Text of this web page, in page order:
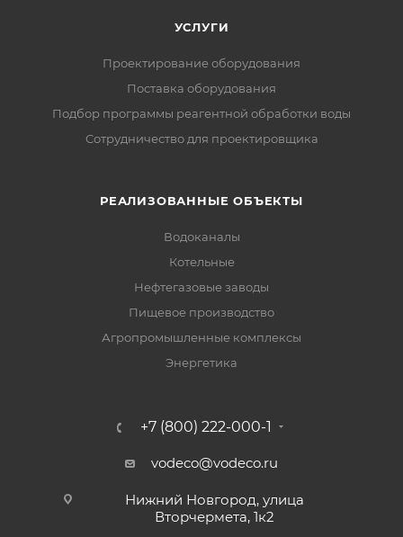
УСЛУГИ
Проектирование оборудования
Поставка оборудования
Подбор программы реагентной обработки воды
Сотрудничество для проектировщика
РЕАЛИЗОВАННЫЕ ОБЪЕКТЫ
Водоканалы
Котельные
Нефтегазовые заводы
Пищевое производство
Агропромышленные комплексы
Энергетика
+7 (800) 222-000-1
vodeco@vodeco.ru
Нижний Новгород, улица
Вторчермета, 1к2